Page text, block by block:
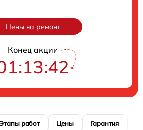
Цены на ремонт
Конец акции
Этапы работ Цены Гарантия